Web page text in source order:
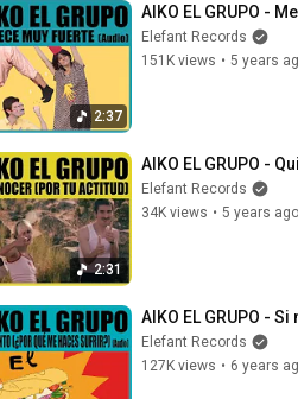
2:37
AIKO EL GRUPO -
Elefant Records
151K views • 5 years
2:31
AIKO EL GRUPO -
Elefant Records
34K views • 5 years ago
AIKO EL GRUPO -
Elefant Records
127K views • 6 years